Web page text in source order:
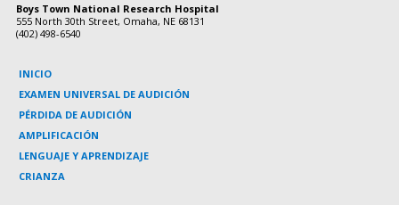
Boys Town National Research Hospital
555 North 30th Street, Omaha, NE 68131
(402) 498-6540
INICIO
EXAMEN UNIVERSAL DE AUDICIÓN
PÉRDIDA DE AUDICIÓN
AMPLIFICACIÓN
LENGUAJE Y APRENDIZAJE
CRIANZA